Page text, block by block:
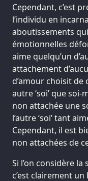
Cependant, c’est
l’individu en
aboutissements
émotionnelles
aime quelqu’un
attachement
d’amour choisit
autre ‘soi’ que
non attachée une
l’autre ‘soi’ tant
Cependant, il est
non attachées de
Si l’on considère
c’est clairement